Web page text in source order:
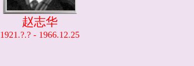
赵志华
1921.?.? - 1966.12.25